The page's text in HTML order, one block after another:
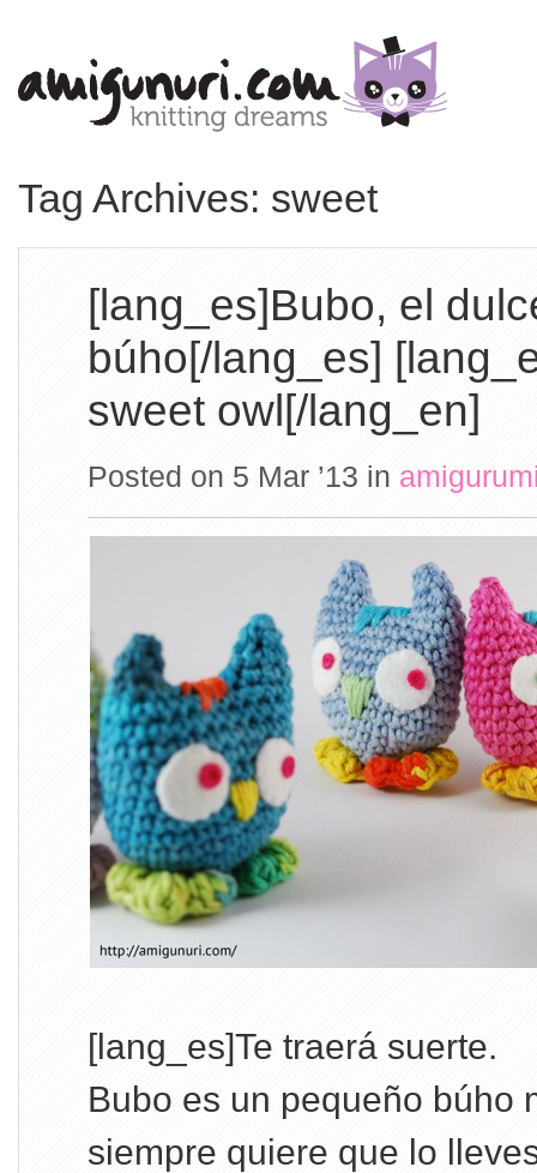
Tag Archives: sweet
[lang_es]Bubo, el
búho[/lang_es]
sweet owl[/lang_en]
Posted on 5 Mar ’13 in
[lang_es]Te traerá suerte.
Bubo es un pequeño búho
siempre quiere que lo